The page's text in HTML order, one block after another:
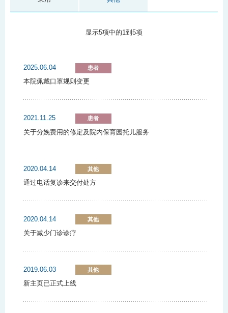
显示5项中的1到5项
2025.06.04 患者
本院佩戴口罩规则变更
2021.11.25 患者
关于分娩费用的修定及院内保育园托儿服务
2020.04.14 其他
通过电话复诊来交付处方
2020.04.14 其他
关于减少门诊诊疗
2019.06.03 其他
新主页已正式上线